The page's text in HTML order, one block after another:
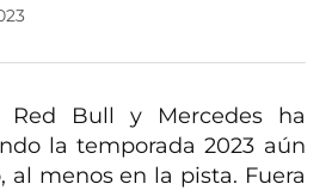
Red Bull y Mercedes ha
la temporada 2023 aún
al menos en la pista. Fuera